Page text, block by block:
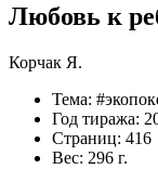
Любовь к
Корчак Я.
Тема:
Год тиража:
Страниц: 416
Вес: 296 г.